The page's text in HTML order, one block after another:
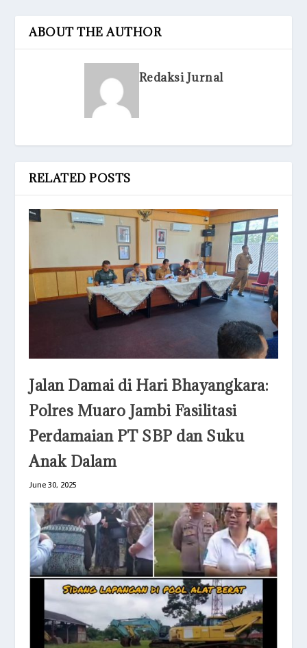
ABOUT THE AUTHOR
Redaksi Jurnal
RELATED POSTS
Jalan Damai di Hari Bhayangkara:
Polres Muaro Jambi Fasilitasi
Perdamaian PT SBP dan Suku
Anak Dalam
June 30, 2025